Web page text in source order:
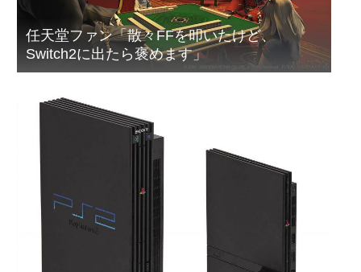
任天堂ファン「散々FFを叩いたけど、
Switch2に出たら褒めます」